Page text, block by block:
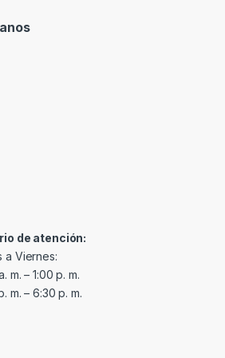
de atención:
a Viernes:
m. – 1:00 p. m.
m. – 6:30 p. m.